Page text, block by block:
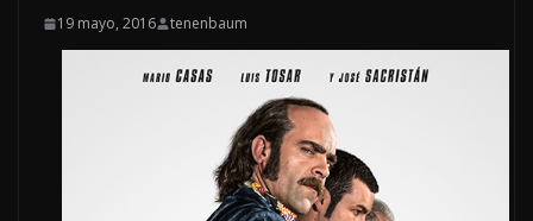
19 mayo, 2016 tenenbaum